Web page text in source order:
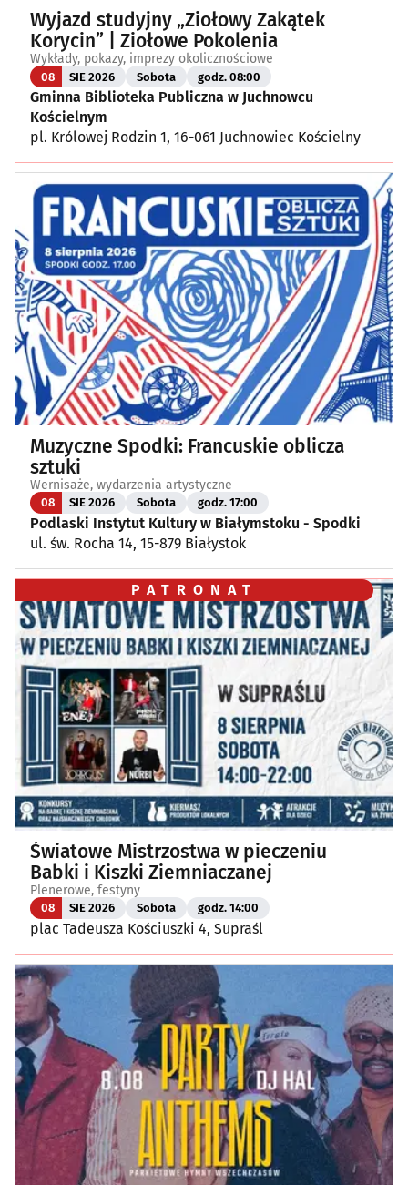
Wyjazd studyjny „Ziołowy Zakątek
Korycin” | Ziołowe Pokolenia
Wykłady, pokazy, imprezy okolicznościowe
08 SIE 2026 Sobota godz. 08:00
Gminna Biblioteka Publiczna w Juchnowcu
Kościelnym
pl. Królowej Rodzin 1, 16-061 Juchnowiec Kościelny
Muzyczne Spodki: Francuskie oblicza
sztuki
Wernisaże, wydarzenia artystyczne
08 SIE 2026 Sobota godz. 17:00
Podlaski Instytut Kultury w Białymstoku - Spodki
ul. św. Rocha 14, 15-879 Białystok
PATRONAT
Światowe Mistrzostwa w pieczeniu
Babki i Kiszki Ziemniaczanej
Plenerowe, festyny
08 SIE 2026 Sobota godz. 14:00
plac Tadeusza Kościuszki 4, Supraśl